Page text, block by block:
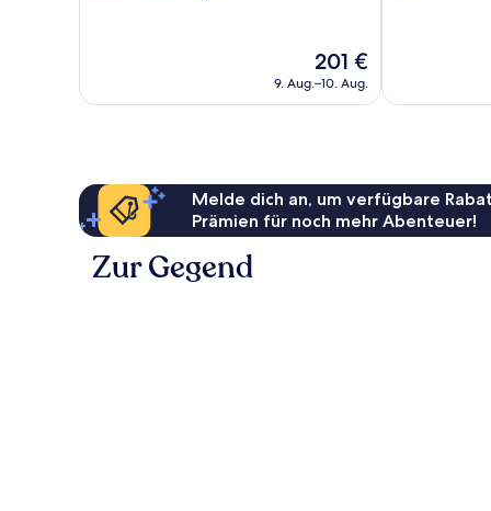
Der
Preis
beträgt
201 €
9. Aug.–10. Aug.
Melde dich an, um verfügbare
Prämien für noch mehr Abenteuer!
Zur Gegend